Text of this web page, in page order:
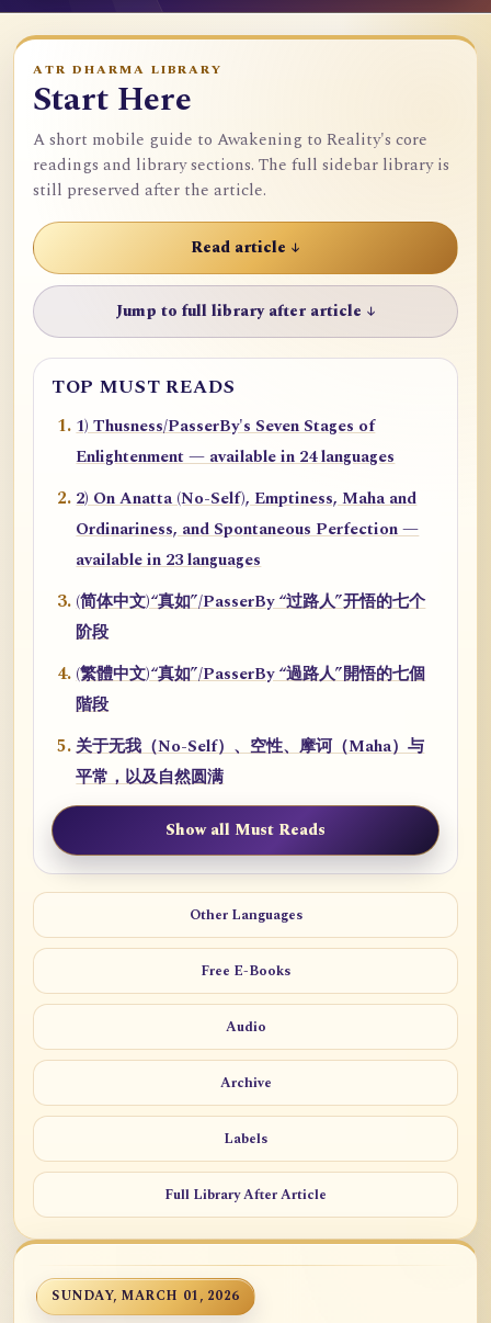
ATR DHARMA LIBRARY
Start Here
A short mobile guide to Awakening to Reality's core
readings and library sections. The full sidebar library is
still preserved after the article.
Read article ↓
Jump to full library after article ↓
TOP MUST READS
1) Thusness/PasserBy's Seven Stages of
Enlightenment — available in 24 languages
2) On Anatta (No-Self), Emptiness, Maha and
Ordinariness, and Spontaneous Perfection —
available in 23 languages
(简体中文)“真如”/PasserBy “过路人”开悟的七个
阶段
(繁體中文)“真如”/PasserBy “過路人”開悟的七個
階段
关于无我（No-Self）、空性、摩诃（Maha）与
平常，以及自然圆满
Show all Must Reads
Other Languages
Free E-Books
Audio
Archive
Labels
Full Library After Article
SUNDAY, MARCH 01, 2026